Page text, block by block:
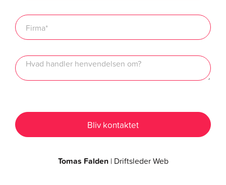
Tomas Falden| Driftsleder Web